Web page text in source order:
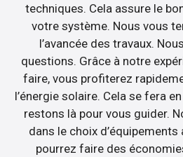
techniques. Cela assure le
votre système. Nous vous
l’avancée des travaux.
questions. Grâce à notre
faire, vous profiterez
l’énergie solaire. Cela se fera
restons là pour vous guider.
dans le choix
pourrez faire des